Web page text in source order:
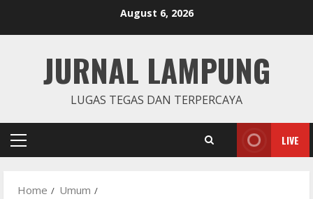
August 6, 2026
JURNAL LAMPUNG
LUGAS TEGAS DAN TERPERCAYA
Primary
LIVE
Home
Umum